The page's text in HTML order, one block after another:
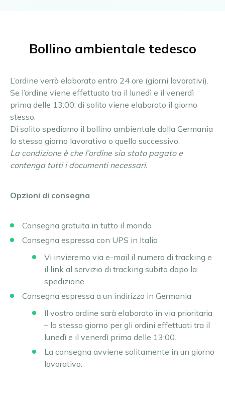
Bollino ambientale tedesco
L’ordine verrà elaborato entro 24 ore (giorni lavorativi).
Se l’ordine viene effettuato tra il lunedì e il venerdì
prima delle 13:00, di solito viene elaborato il giorno
stesso.
Di solito spediamo il bollino ambientale dalla Germania
lo stesso giorno lavorativo o quello successivo.
La condizione è che l’ordine sia stato pagato e
contenga tutti i documenti necessari.
Opzioni di consegna
Consegna gratuita in tutto il mondo
Consegna espressa con UPS in Italia
Vi invieremo via e-mail il numero di tracking e
il link al servizio di tracking subito dopo la
spedizione.
Consegna espressa a un indirizzo in Germania
Il vostro ordine sarà elaborato in via prioritaria
– lo stesso giorno per gli ordini effettuati tra il
lunedì e il venerdì prima delle 13:00.
La consegna avviene solitamente in un giorno
lavorativo.